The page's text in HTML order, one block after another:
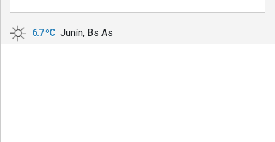
LOCALES
•
6.7 ºC Junín, Bs As